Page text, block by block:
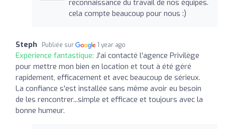
reconnaissance du travail de nos équipes.
cela compte beaucoup pour nous :)
Steph Publiée sur 1 year ago
Expérience fantastique: J'ai contacté l'agence Privilège
pour mettre mon bien en location et tout à été géré
rapidement, efficacement et avec beaucoup de sérieux.
La confiance s'est installée sans même avoir eu besoin
de les rencontrer...simple et efficace et toujours avec la
bonne humeur.